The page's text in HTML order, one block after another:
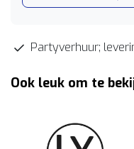
Partyverhuur;
Ook leuk om te